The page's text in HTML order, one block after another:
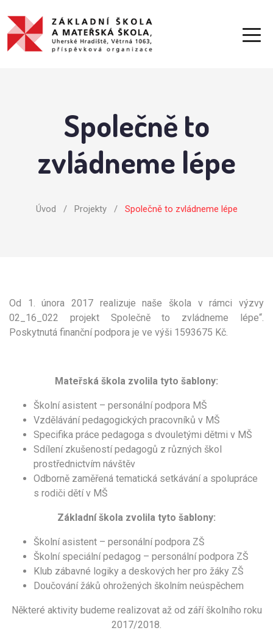
Společně to
zvládneme lépe
Úvod / Projekty / Společně to zvládneme lépe
Od 1. února 2017 realizuje naše škola v rámci výzvy
02_16_022 projekt Společně to zvládneme lépe“.
Poskytnutá finanční podpora je ve výši 1593675 Kč.
Mateřská škola zvolila tyto šablony:
Školní asistent – personální podpora MŠ
Vzdělávání pedagogických pracovníků v MŠ
Specifika práce pedagoga s dvouletými dětmi v MŠ
Sdílení zkušeností pedagogů z různých škol
prostřednictvím návštěv
Odborně zaměřená tematická setkávání a spolupráce
s rodiči dětí v MŠ
Základní škola zvolila tyto šablony:
Školní asistent – personální podpora ZŠ
Školní speciální pedagog – personální podpora ZŠ
Klub zábavné logiky a deskových her pro žáky ZŠ
Doučování žáků ohrožených školním neúspěchem
Některé aktivity budeme realizovat až od září školního roku
2017/2018.